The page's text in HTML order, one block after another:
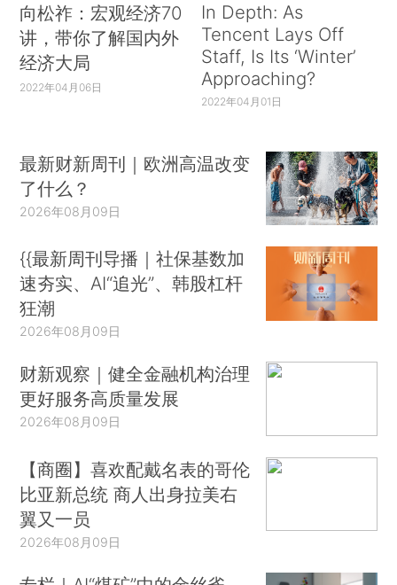
向松祚：宏观经济70
讲，带你了解国内外
经济大局
2022年04月06日
In Depth: As
Tencent Lays Off
Staff, Is Its ‘Winter’
Approaching?
2022年04月01日
最新财新周刊｜欧洲高温改变
了什么？
2026年08月09日
{{最新周刊导播｜社保基数加
速夯实、AI“追光”、韩股杠杆
狂潮
2026年08月09日
财新观察｜健全金融机构治理
更好服务高质量发展
2026年08月09日
【商圈】喜欢配戴名表的哥伦
比亚新总统 商人出身拉美右
翼又一员
2026年08月09日